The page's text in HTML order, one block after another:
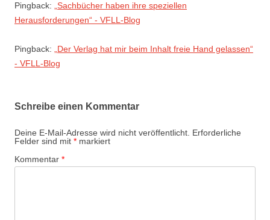
Pingback:
„Sachbücher haben ihre speziellen
Herausforderungen“ - VFLL-Blog
Pingback:
„Der Verlag hat mir beim Inhalt freie Hand gelassen“
- VFLL-Blog
Schreibe einen Kommentar
Deine E-Mail-Adresse wird nicht veröffentlicht. Erforderliche
Felder sind mit * markiert
Kommentar *